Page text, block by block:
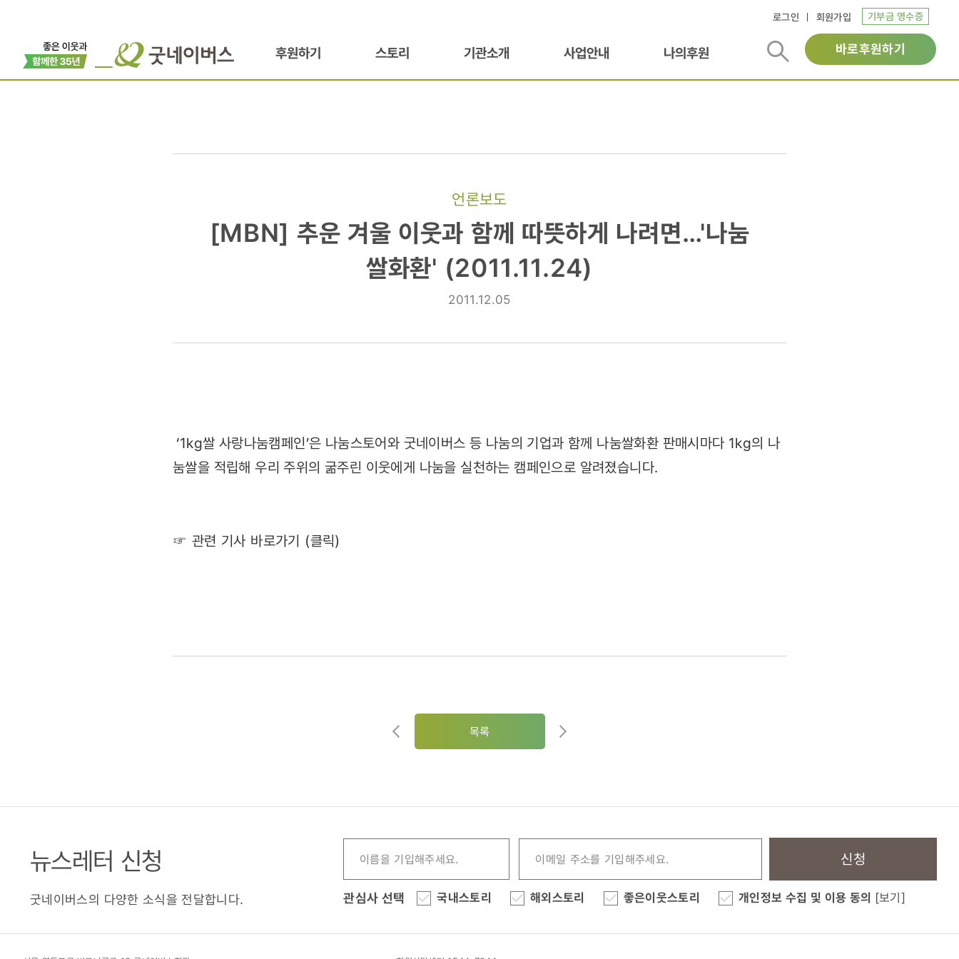
로그인 회원가입 기부금 영수증
후원하기 스토리 기관소개 사업안내 나의후원 바로후원하기
언론보도
[MBN]
이웃과
나려면…'나눔
쌀화환'
[MBN] 추운 겨울 이웃과 함께 따뜻하게 나려면…'나눔
쌀화환' (2011.11.24)
2011.12.05
‘1kg쌀 사랑나눔캠페인’은 나눔스토어와 굿네이버스 등 나눔의 기업과 함께 나눔쌀화환 판매시마다 1kg의 나
눔쌀을 적립해 우리 주위의 굶주린 이웃에게 나눔을 실천하는 캠페인으로 알려졌습니다.
☞ 관련 기사 바로가기 (클릭)
목록
뉴스레터 신청
굿네이버스의 다양한 소식을 전달합니다.
신청
관심사 선택 국내스토리 해외스토리 좋은이웃스토리 개인정보 수집 및 이용 동의 [보기]